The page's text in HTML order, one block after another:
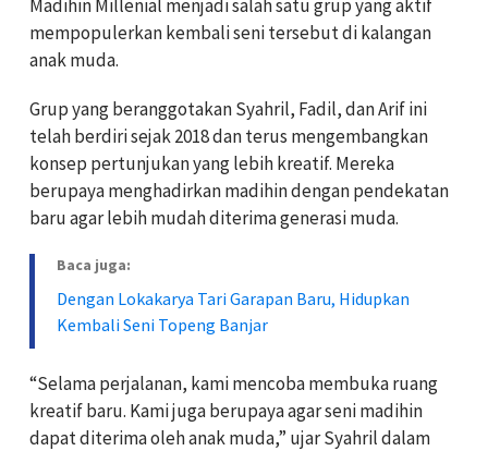
Madihin Millenial menjadi salah satu grup yang aktif
mempopulerkan kembali seni tersebut di kalangan
anak muda.
Grup yang beranggotakan Syahril, Fadil, dan Arif ini
telah berdiri sejak 2018 dan terus mengembangkan
konsep pertunjukan yang lebih kreatif. Mereka
berupaya menghadirkan madihin dengan pendekatan
baru agar lebih mudah diterima generasi muda.
Baca juga:
Dengan Lokakarya Tari Garapan Baru, Hidupkan
Kembali Seni Topeng Banjar
“Selama perjalanan, kami mencoba membuka ruang
kreatif baru. Kami juga berupaya agar seni madihin
dapat diterima oleh anak muda,” ujar Syahril dalam